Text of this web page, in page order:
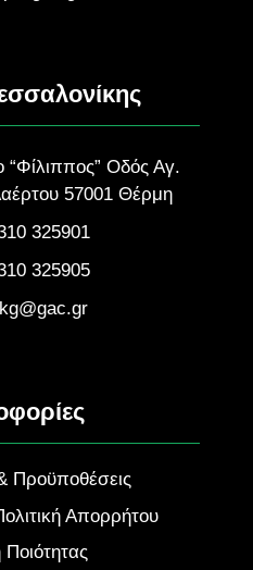
“Φίλιππος” Οδός Αγ.
57001 Θέρμη
325901
325905
Προϋποθέσεις
Απορρήτου
Ποιότητας